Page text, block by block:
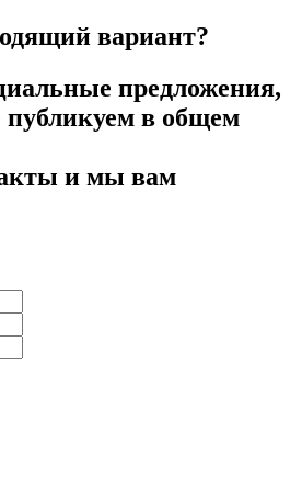
вариант?
предложения,
в общем
и мы вам